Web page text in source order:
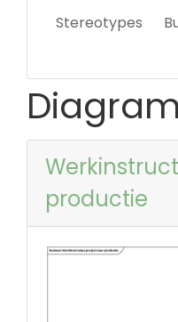
Stereotypes
productie